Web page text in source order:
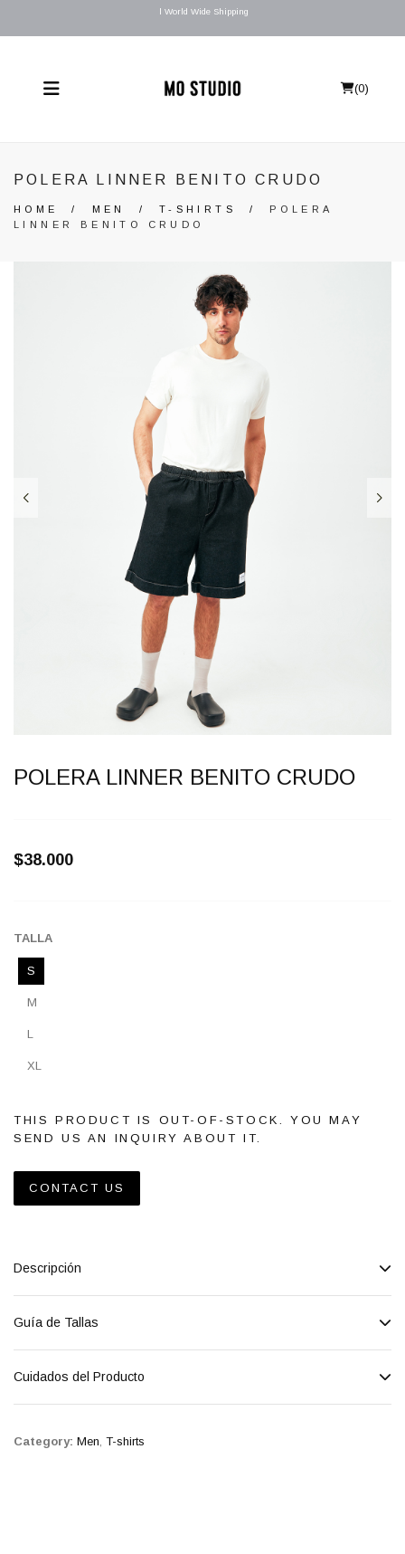
l World Wide Shipping
(0)
POLERA LINNER BENITO CRUDO
HOME / MEN / T-SHIRTS / POLERA
LINNER BENITO CRUDO
POLERA LINNER BENITO CRUDO
$38.000
TALLA
S
M
L
XL
THIS PRODUCT IS OUT-OF-STOCK. YOU MAY
SEND US AN INQUIRY ABOUT IT.
CONTACT US
Descripción
Guía de Tallas
Cuidados del Producto
Category: Men T-shirts